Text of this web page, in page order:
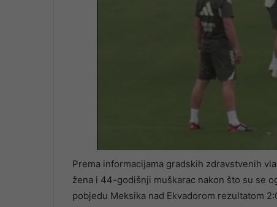
Prema informacijama gradskih zdravstvenih
žena i 44-godišnji muškarac nakon što su se
pobjedu Meksika nad Ekvadorom rezultatom